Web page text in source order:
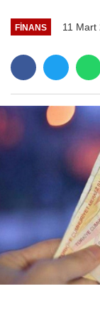
FINANS 11 Mart